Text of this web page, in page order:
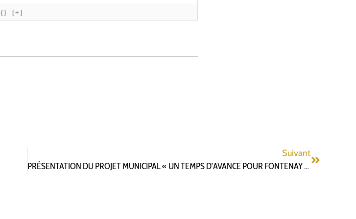
{} [+]
Suivant
PRÉSENTATION DU PROJET MUNICIPAL « UN TEMPS D’AVANCE POUR FONTENAY » : INTRODUCTION ET CONCLUSION DE GILLES MERGY